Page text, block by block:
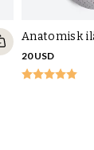
Anatomisk
20 USD